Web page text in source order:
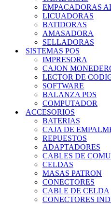
EMPACADORAS
LICUADORAS
BATIDORAS
AMASADORA
SELLADORAS
SISTEMAS POS
IMPRESORA
CAJON
LECTOR DE
SOFTWARE
BALANZA POS
COMPUTADOR
ACCESORIOS
BATERIAS
CAJA DE
REPUESTOS
ADAPTADORES
CABLES DE
CELDAS
MASAS PATRON
CONECTORES
CABLE DE CELDA
CONECTORES